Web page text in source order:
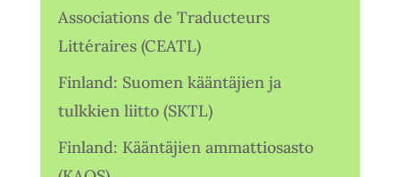
Associations de Traducteurs
Littéraires (CEATL)
Finland: Suomen kääntäjien ja
tulkkien liitto (SKTL)
Finland: Kääntäjien ammattiosasto